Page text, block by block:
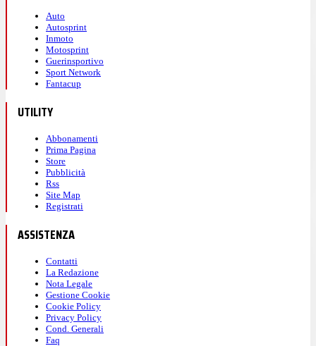
Auto
Autosprint
Inmoto
Motosprint
Guerinsportivo
Sport Network
Fantacup
UTILITY
Abbonamenti
Prima Pagina
Store
Pubblicità
Rss
Site Map
Registrati
ASSISTENZA
Contatti
La Redazione
Nota Legale
Gestione Cookie
Cookie Policy
Privacy Policy
Cond. Generali
Faq